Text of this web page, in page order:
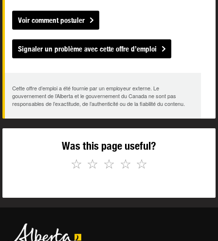
Voir comment postuler
Signaler un problème avec cette offre d’emploi
Cette offre d’emploi a été fournie par un employeur externe. Le
gouvernement de l’Alberta et le gouvernement du Canada ne sont pas
responsables de l’exactitude, de l’authenticité ou de la fiabilité du contenu.
Was this page useful?
☆
☆
☆
☆
☆